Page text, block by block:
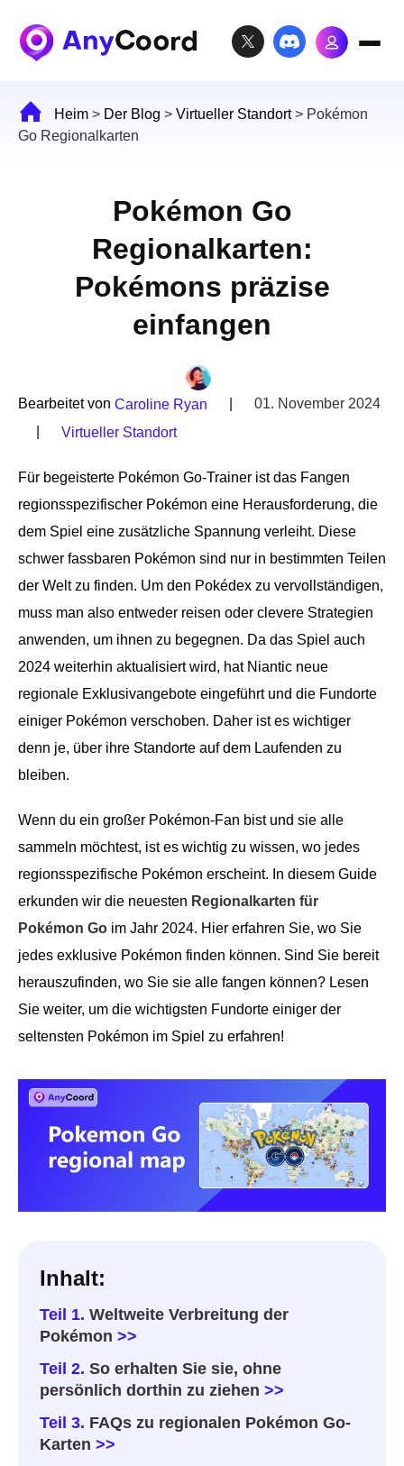
Heim > Der Blog > Virtueller Standort> Pokémon
Go Regionalkarten
Pokémon Go
Regionalkarten:
Pokémons präzise
einfangen
Bearbeitet von Caroline Ryan
01. November 2024
Virtueller Standort
Für begeisterte Pokémon Go-Trainer ist das Fangen
regionsspezifischer Pokémon eine Herausforderung, die
dem Spiel eine zusätzliche Spannung verleiht. Diese
schwer fassbaren Pokémon sind nur in bestimmten Teilen
der Welt zu finden. Um den Pokédex zu vervollständigen,
muss man also entweder reisen oder clevere Strategien
anwenden, um ihnen zu begegnen. Da das Spiel auch
2024 weiterhin aktualisiert wird, hat Niantic neue
regionale Exklusivangebote eingeführt und die Fundorte
einiger Pokémon verschoben. Daher ist es wichtiger
denn je, über ihre Standorte auf dem Laufenden zu
bleiben.
Wenn du ein großer Pokémon-Fan bist und sie alle
sammeln möchtest, ist es wichtig zu wissen, wo jedes
regionsspezifische Pokémon erscheint. In diesem Guide
erkunden wir die neuesten Regionalkarten für
Pokémon Go im Jahr 2024. Hier erfahren Sie, wo Sie
jedes exklusive Pokémon finden können. Sind Sie bereit
herauszufinden, wo Sie sie alle fangen können? Lesen
Sie weiter, um die wichtigsten Fundorte einiger der
seltensten Pokémon im Spiel zu erfahren!
Inhalt:
Teil 1. Weltweite Verbreitung der
Pokémon >>
Teil 2. So erhalten Sie sie, ohne
persönlich dorthin zu ziehen >>
Teil 3. FAQs zu regionalen Pokémon Go-
Karten >>